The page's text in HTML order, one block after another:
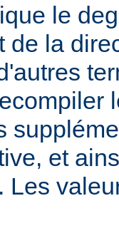
le
de la
et
Les